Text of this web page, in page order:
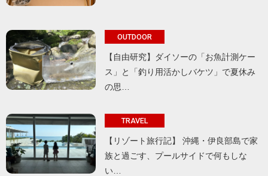
OUTDOOR
【自由研究】ダイソーの「お魚計測ケー
ス」と「釣り用活かしバケツ」で夏休み
の思…
TRAVEL
【リゾート旅行記】 沖縄・伊良部島で家
族と過ごす、プールサイドで何もしな
い…